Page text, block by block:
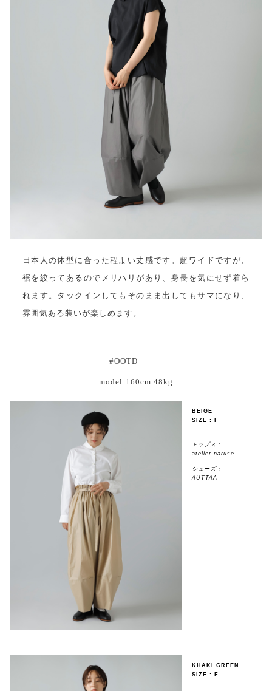
日本人の体型に合った程よい丈感です。超ワイドですが、
裾を絞ってあるのでメリハリがあり、身長を気にせず着ら
れます。タックインしてもそのまま出してもサマになり、
雰囲気ある装いが楽しめます。
#OOTD
model:160cm 48kg
BEIGE
SIZE : F
トップス：
atelier naruse
シューズ：
AUTTAA
KHAKI GREEN
SIZE : F